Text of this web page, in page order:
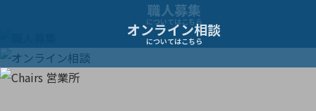
ン
職人募集
についてはこちら
オンライン相談
についてはこちら